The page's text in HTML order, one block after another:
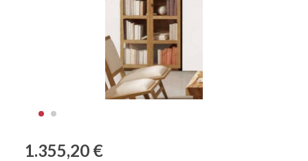
1.355,20 €